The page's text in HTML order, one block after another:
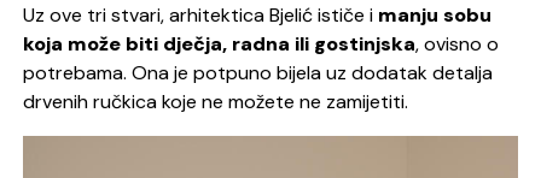
Uz ove tri stvari, arhitektica Bjelić ističe i manju sobu
koja može biti dječja, radna ili gostinjska, ovisno o
potrebama. Ona je potpuno bijela uz dodatak detalja
drvenih ručkica koje ne možete ne zamijetiti.